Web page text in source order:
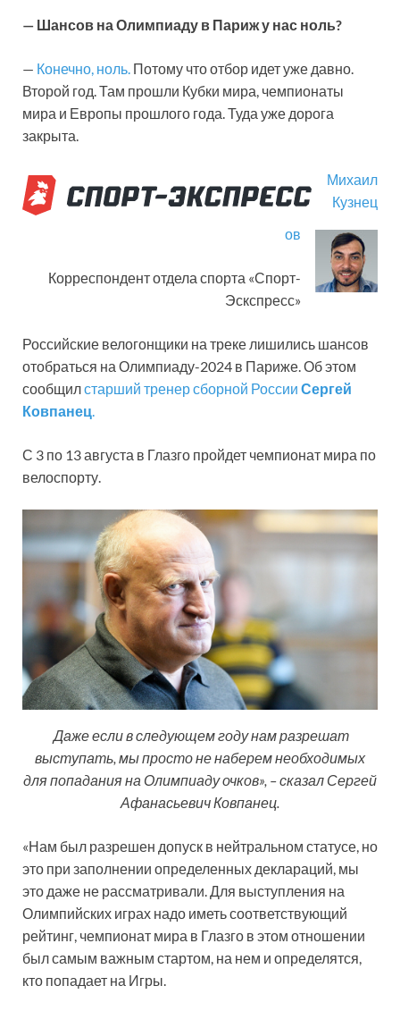
— Шансов на Олимпиаду в Париж у нас ноль?
— Конечно, ноль. Потому что отбор идет уже давно.
Второй год. Там прошли Кубки мира, чемпионаты
мира и Европы прошлого года. Туда уже дорога
закрыта.
Михаил
Кузнец
ов
Корреспондент отдела спорта «Спорт-
Эскспресс»
Российские велогонщики на треке лишились шансов
отобраться на Олимпиаду-2024 в Париже. Об этом
сообщилстарший тренер сборной России Сергей
Ковпанец
С 3 по 13 августа в Глазго пройдет чемпионат мира по
велоспорту.
Даже если в следующем году нам разрешат
выступать, мы просто не наберем необходимых
для попадания на Олимпиаду очков», – сказал Сергей
Афанасьевич Ковпанец.
«Нам был разрешен допуск в нейтральном статусе, но
это при заполнении определенных деклараций, мы
это даже не рассматривали. Для выступления на
Олимпийских играх надо иметь соответствующий
рейтинг, чемпионат мира в Глазго в этом отношении
был самым важным стартом, на нем и определятся,
кто попадает на Игры.